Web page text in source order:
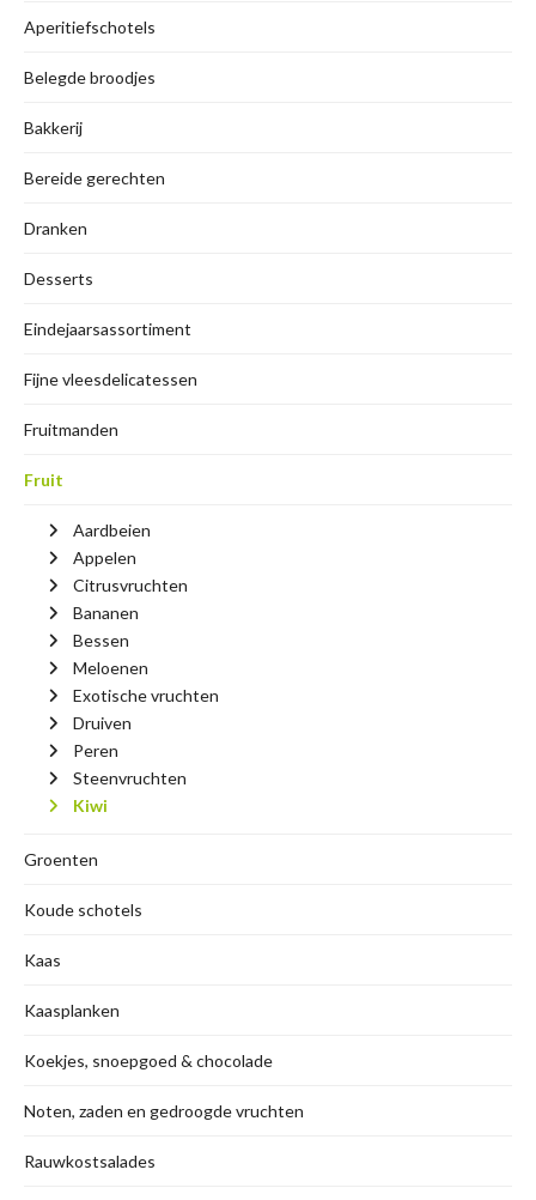
Aperitiefschotels
Belegde broodjes
Bakkerij
Bereide gerechten
Dranken
Desserts
Eindejaarsassortiment
Fijne vleesdelicatessen
Fruitmanden
Fruit
Aardbeien
Appelen
Citrusvruchten
Bananen
Bessen
Meloenen
Exotische vruchten
Druiven
Peren
Steenvruchten
Kiwi
Groenten
Koude schotels
Kaas
Kaasplanken
Koekjes, snoepgoed & chocolade
Noten, zaden en gedroogde vruchten
Rauwkostsalades